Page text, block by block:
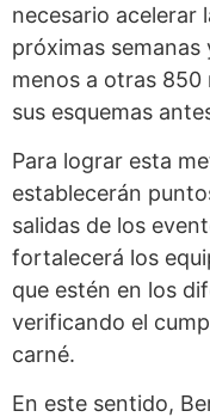
necesario acelerar
próximas semanas
menos a otras 850
sus esquemas
Para lograr esta
establecerán
salidas de los
fortalecerá los
que estén en los
verificando el
carné.
En este sentido,